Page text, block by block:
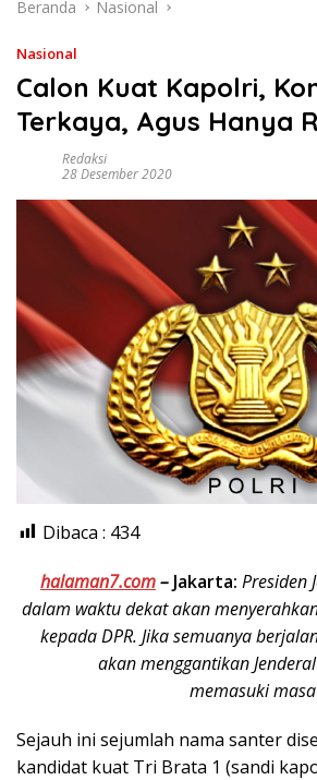
Beranda Nasional
Nasional
Calon Kuat Kapolri,
Terkaya, Agus Hanya
Redaksi
28 Desember 2020
Dibaca : 434
halaman7.com– Jakarta: Presiden
dalam waktu dekat akan
kepada DPR. Jika semuanya
akan menggantikan
memasuki
Sejauh ini sejumlah nama santer
kandidat kuat Tri Brata 1 (sandi